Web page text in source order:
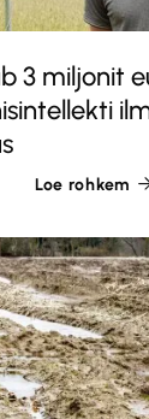
3 miljonit
Loe rohkem